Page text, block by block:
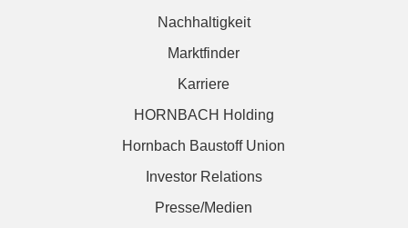
Nachhaltigkeit
Marktfinder
Karriere
HORNBACH Holding
Hornbach Baustoff Union
Investor Relations
Presse/Medien